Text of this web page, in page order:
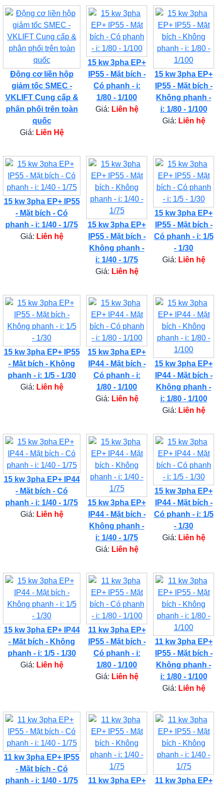
Động cơ liền hộp
giảm tốc SMEC -
VKLIFT Cung cấp &
phân phối trên toàn
quốc
Giá: Liên Hệ
15 kw 3pha EP+
IP55 - Mặt bích -
Có phanh - i:
1/80 - 1/100
Giá: Liên hệ
15 kw 3pha EP+
IP55 - Mặt bích -
Không phanh -
i: 1/80 - 1/100
Giá: Liên hệ
15 kw 3pha EP+ IP55
- Mặt bích - Có
phanh - i: 1/40 - 1/75
Giá: Liên hệ
15 kw 3pha EP+
IP55 - Mặt bích -
Không phanh -
i: 1/40 - 1/75
Giá: Liên hệ
15 kw 3pha EP+
IP55 - Mặt bích -
Có phanh - i: 1/5
- 1/30
Giá: Liên hệ
15 kw 3pha EP+ IP55
- Mặt bích - Không
phanh - i: 1/5 - 1/30
Giá: Liên hệ
15 kw 3pha EP+
IP44 - Mặt bích -
Có phanh - i:
1/80 - 1/100
Giá: Liên hệ
15 kw 3pha EP+
IP44 - Mặt bích -
Không phanh -
i: 1/80 - 1/100
Giá: Liên hệ
15 kw 3pha EP+ IP44
- Mặt bích - Có
phanh - i: 1/40 - 1/75
Giá: Liên hệ
15 kw 3pha EP+
IP44 - Mặt bích -
Không phanh -
i: 1/40 - 1/75
Giá: Liên hệ
15 kw 3pha EP+
IP44 - Mặt bích -
Có phanh - i: 1/5
- 1/30
Giá: Liên hệ
15 kw 3pha EP+ IP44
- Mặt bích - Không
phanh - i: 1/5 - 1/30
Giá: Liên hệ
11 kw 3pha EP+
IP55 - Mặt bích -
Có phanh - i:
1/80 - 1/100
Giá: Liên hệ
11 kw 3pha EP+
IP55 - Mặt bích -
Không phanh -
i: 1/80 - 1/100
Giá: Liên hệ
11 kw 3pha EP+ IP55
- Mặt bích - Có
phanh - i: 1/40 - 1/75
11 kw 3pha EP+
11 kw 3pha EP+